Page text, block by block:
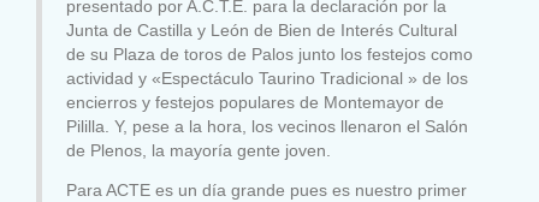
presentado por A.C.T.E. para la declaración por la
Junta de Castilla y León de Bien de Interés Cultural
de su Plaza de toros de Palos junto los festejos como
actividad y «Espectáculo Taurino Tradicional » de los
encierros y festejos populares de Montemayor de
Pililla. Y, pese a la hora, los vecinos llenaron el Salón
de Plenos, la mayoría gente joven.
Para ACTE es un día grande pues es nuestro primer